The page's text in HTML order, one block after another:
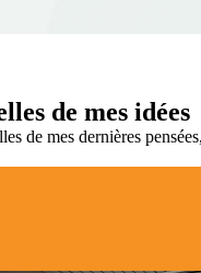
de mes idées
de mes dernières